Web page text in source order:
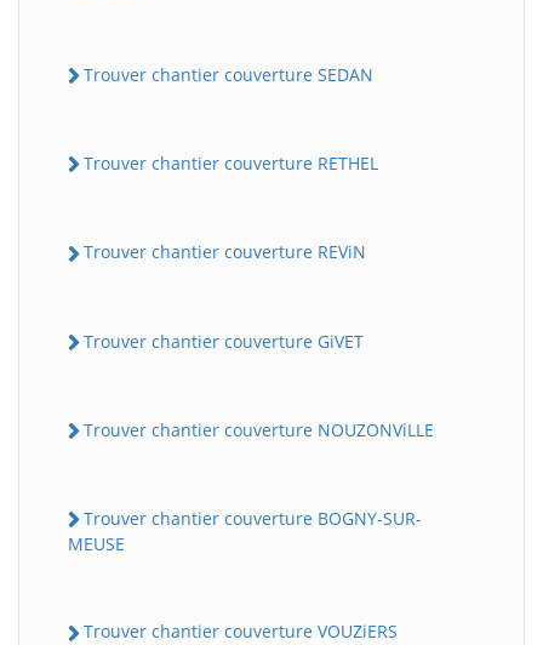
Trouver chantier couverture SEDAN
Trouver chantier couverture RETHEL
Trouver chantier couverture REViN
Trouver chantier couverture GiVET
Trouver chantier couverture NOUZONViLLE
Trouver chantier couverture BOGNY-SUR-
MEUSE
Trouver chantier couverture VOUZiERS